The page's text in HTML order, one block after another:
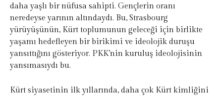
daha yaşlı bir nüfusa sahipti. Gençlerin oranı
neredeyse yarının altındaydı. Bu, Strasbourg
yürüyüşünün, Kürt toplumunun geleceği için birlikte
yaşamı hedefleyen bir birikimi ve ideolojik duruşu
yansıttığını gösteriyor. PKK’nin kuruluş ideolojisinin
yansımasıydı bu.
Kürt siyasetinin ilk yıllarında, daha çok Kürt kimliğini